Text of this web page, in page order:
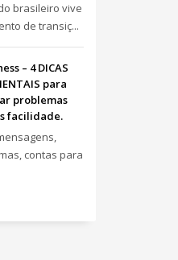
brasileiro vive
de transiç...
– 4 DICAS
para
problemas
facilidade.
contas para